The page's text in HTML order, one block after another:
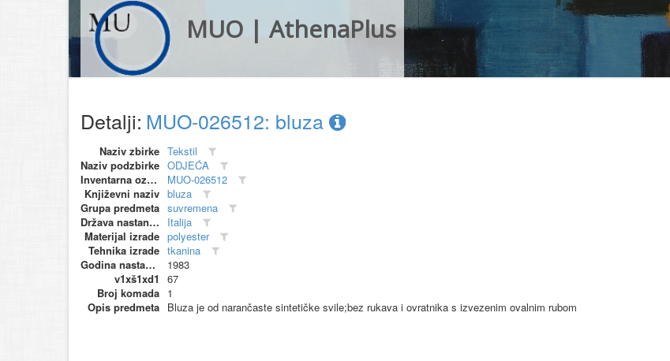
MUO | AthenaPlus
Detalji: MUO-026512: bluza
Naziv zbirke Tekstil
Naziv podzbirke ODJEĆA
Inventarna oznaka
MUO-026512
Književni naziv bluza
Grupa predmeta suvremena
Država nastanka
Italija
Materijal izrade polyester
Tehnika izrade tkanina
Godina nastanka
1983
v1xš1xd1
67
Broj komada 1
Opis predmeta Bluza je od narančaste sintetičke svile;bez rukava i ovratnika s izvezenim ovalnim rubom